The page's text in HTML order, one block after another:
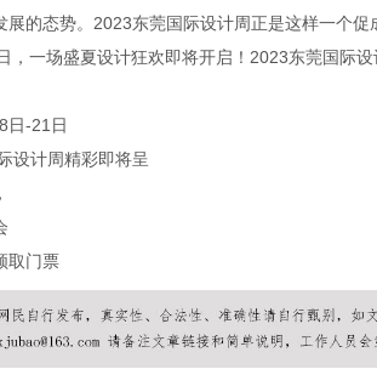
展的态势。2023东莞国际设计周正是这样一个
，一场盛夏设计狂欢即将开启！2023东莞国际
日-21日
设计周精彩即将呈
取门票